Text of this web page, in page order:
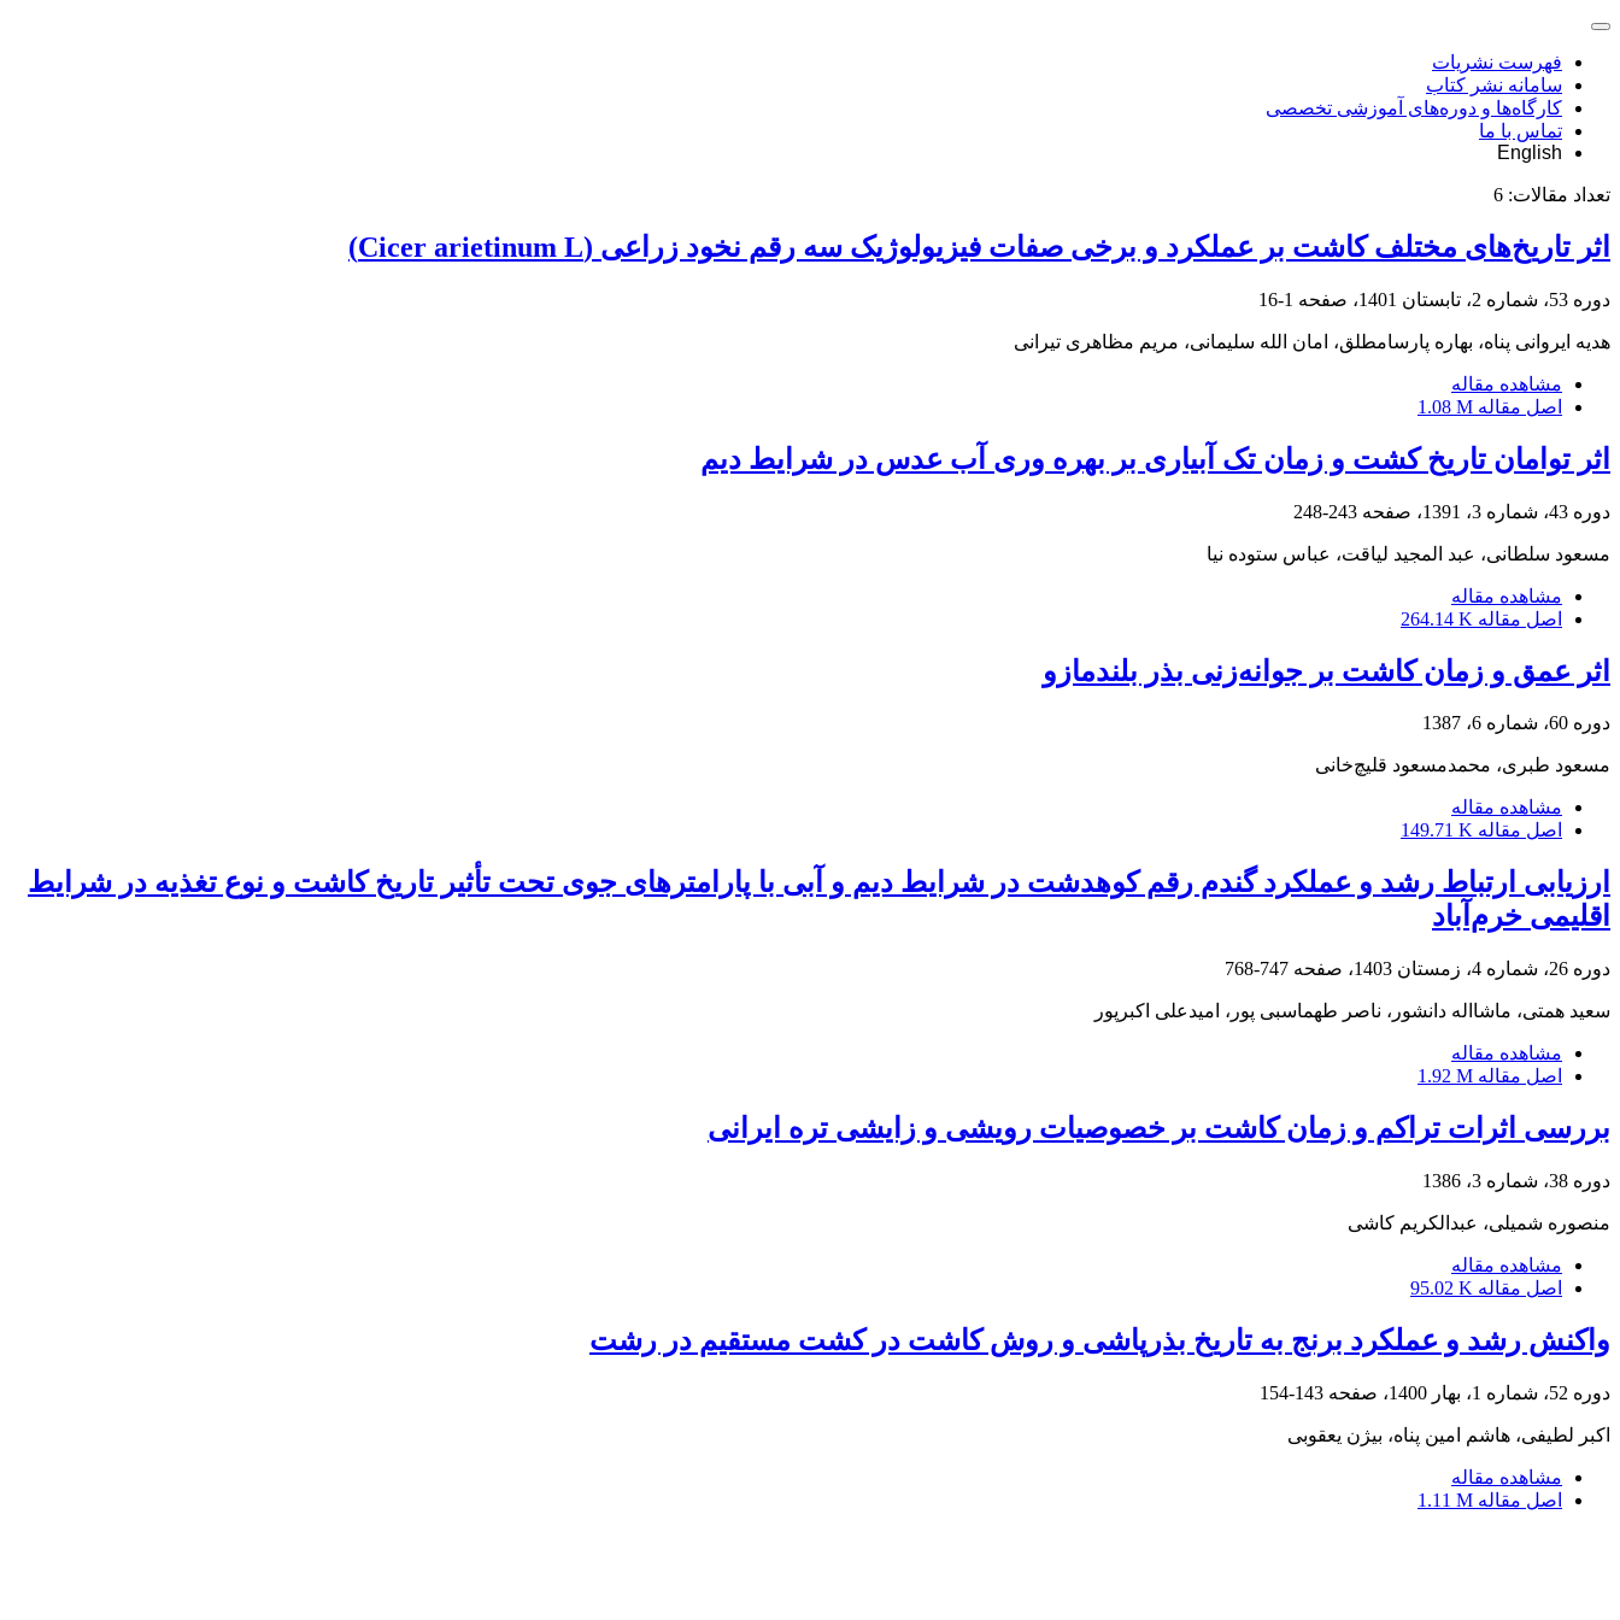
فهرست نشریات
سامانه نشر کتاب
کارگاه‌ها و دوره‌های آموزشی تخصصی
تماس با ما
English
تعداد مقالات: 6
اثر تاریخ‌های مختلف کاشت بر عملکرد و برخی صفات فیزیولوژیک سه رقم نخود زراعی (Cicer arietinum L)
دوره 53، شماره 2، تابستان 1401، صفحه 1-16
هدیه ایروانی پناه، بهاره پارسامطلق، امان الله سلیمانی، مریم مظاهری تیرانی
مشاهده مقاله
اصل مقاله 1.08 M
اثر توامان تاریخ کشت و زمان تک آبیاری بر بهره وری آب عدس در شرایط دیم
دوره 43، شماره 3، 1391، صفحه 243-248
مسعود سلطانی، عبد المجید لیاقت، عباس ستوده نیا
مشاهده مقاله
اصل مقاله 264.14 K
اثر عمق و زمان کاشت بر جوانه‌زنی بذر بلند‌مازو
دوره 60، شماره 6، 1387
مسعود طبری، محمدمسعود قلیچ‌خانی
مشاهده مقاله
اصل مقاله 149.71 K
ارزیابی ارتباط رشد و عملکرد گندم رقم کوهدشت در شرایط دیم و آبی با پارامترهای جوی تحت تأثیر تاریخ کاشت و نوع تغذیه در شرایط
اقلیمی خرم‌آباد
دوره 26، شماره 4، زمستان 1403، صفحه 747-768
سعید همتی، ماشااله دانشور، ناصر طهماسبی پور، امیدعلی اکبرپور
مشاهده مقاله
اصل مقاله 1.92 M
بررسی اثرات تراکم و زمان کاشت بر خصوصیات رویشی و زایشی تره ایرانی
دوره 38، شماره 3، 1386
منصوره شمیلی، عبدالکریم کاشی
مشاهده مقاله
اصل مقاله 95.02 K
واکنش رشد و عملکرد برنج به تاریخ بذرپاشی و روش کاشت در کشت مستقیم در رشت
دوره 52، شماره 1، بهار 1400، صفحه 143-154
اکبر لطیفی، هاشم امین پناه، بیژن یعقوبی
مشاهده مقاله
اصل مقاله 1.11 M